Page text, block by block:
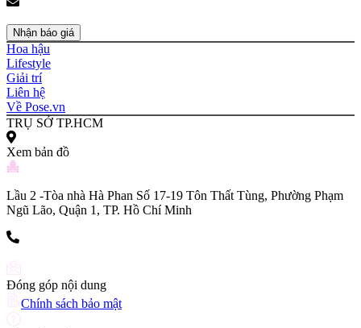
Nhận báo giá
Hoa hậu
Lifestyle
Giải trí
Liên hệ
Về Pose.vn
TRỤ SỞ TP.HCM
Xem bản đồ
Lầu 2 -Tòa nhà Hà Phan Số 17-19 Tôn Thất Tùng, Phường Phạm
Ngũ Lão, Quận 1, TP. Hồ Chí Minh
Đóng góp nội dung
Chính sách bảo mật